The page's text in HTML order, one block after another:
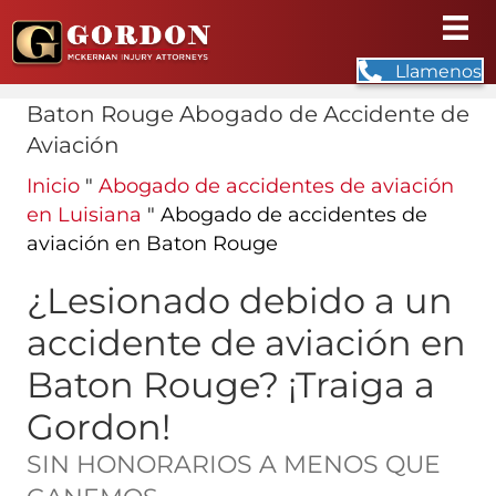
Llamenos
Baton Rouge Abogado de Accidente de
Aviación
Inicio " Abogado de accidentes de aviación
en Luisiana " Abogado de accidentes de
aviación en Baton Rouge
¿Lesionado debido a un
accidente de aviación en
Baton Rouge? ¡Traiga a
Gordon!
SIN HONORARIOS A MENOS QUE